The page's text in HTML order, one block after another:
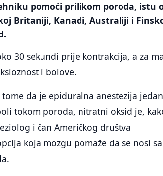
pomoći prilikom poroda, istu
Britaniji, Kanadi, Australiji i
30 sekundi prije kontrakcija, a za
i bolove.
da je epiduralna anestezija
tokom poroda, nitratni oksid je,
i čan Američkog društva
koja mozgu pomaže da se nosi sa